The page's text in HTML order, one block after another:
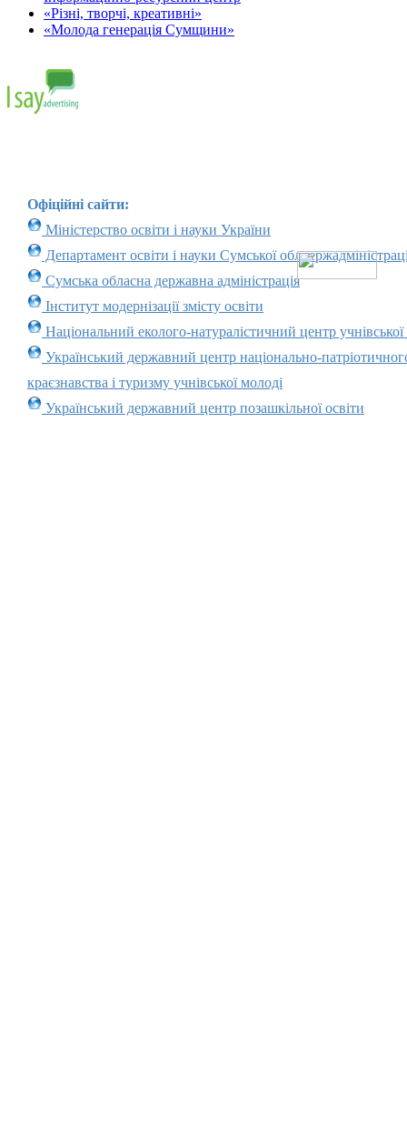
«Різні, творчі, креативні»
«Молода генерація Сумщини»
Офіційні сайти:
Міністерство освіти і науки України
Департамент освіти і науки Сумської
Сумська обласна державна адміністрація
Інститут модернізації змісту освіти
Національний еколого-натуралістичний центр учнівської
Український державний центр національно-
краєзнавства і туризму учнівської молоді
Український державний центр позашкільної освіти